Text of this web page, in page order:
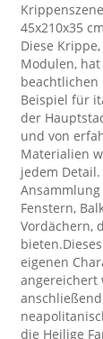
45x210x35
Diese
Modulen,
beachtlichen
Beispiel für
der
und von
Materialien
jedem
Fenstern,
Vordächern,
eigenen
angereichert
die Heilige